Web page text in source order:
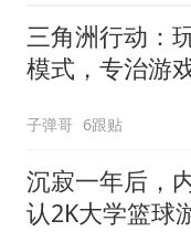
三角洲行动：
模式，专治游
子弹哥 6跟贴
沉寂一年后，
认2K大学篮球